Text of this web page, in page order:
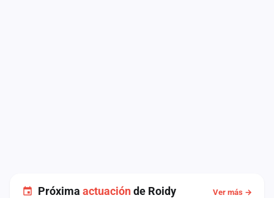
Próxima actuaciónde Roidy Ver más →